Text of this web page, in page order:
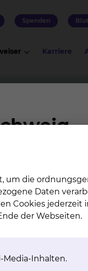
Spenden
Karriere
Famulaturen
um die
Daten
Cookies jederzeit
der Webseiten.
Media-Inhalten.